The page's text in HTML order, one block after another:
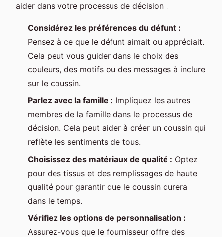
aider dans votre processus de décision :
Considérez les préférences du défunt :
Pensez à ce que le défunt aimait ou appréciait.
Cela peut vous guider dans le choix des
couleurs, des motifs ou des messages à inclure
sur le coussin.
Parlez avec la famille : Impliquez les autres
membres de la famille dans le processus de
décision. Cela peut aider à créer un coussin qui
reflète les sentiments de tous.
Choisissez des matériaux de qualité : Optez
pour des tissus et des remplissages de haute
qualité pour garantir que le coussin durera
dans le temps.
Vérifiez les options de personnalisation :
Assurez-vous que le fournisseur offre des